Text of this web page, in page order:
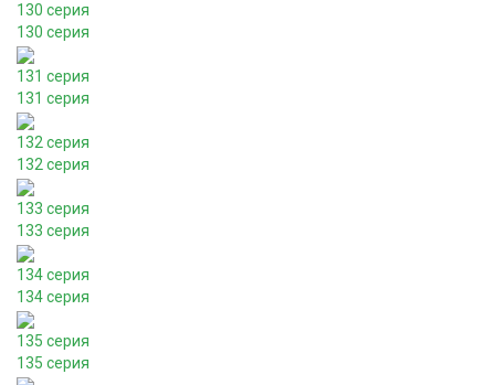
130 серия
130 серия
131 серия
131 серия
132 серия
132 серия
133 серия
133 серия
134 серия
134 серия
135 серия
135 серия